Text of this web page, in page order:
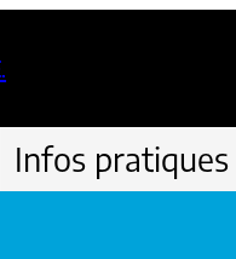
Infos pratiques